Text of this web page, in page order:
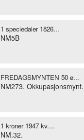
1 speciedaler 1826...
NM5B
FREDAGSMYNTEN 50 ø...
NM273. Okkupasjonsmynt.
1 kroner 1947 kv....
NM.32.